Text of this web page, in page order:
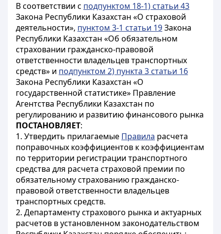
В соответствии с подпунктом 18-1) статьи 43
Закона Республики Казахстан «О страховой
деятельности», пунктом 3-1 статьи 19Закона
Республики Казахстан «Об обязательном
страховании гражданско-правовой
ответственности владельцев транспортных
средств» и подпунктом 2) пункта 3 статьи 16
Закона Республики Казахстан «О
государственной статистике» Правление
Агентства Республики Казахстан по
регулированию и развитию финансового рынка
ПОСТАНОВЛЯЕТ:
1. Утвердить прилагаемые Правила расчета
поправочных коэффициентов к коэффициентам
по территории регистрации транспортного
средства для расчета страховой премии по
обязательному страхованию гражданско-
правовой ответственности владельцев
транспортных средств.
2. Департаменту страхового рынка и актуарных
расчетов в установленном законодательством